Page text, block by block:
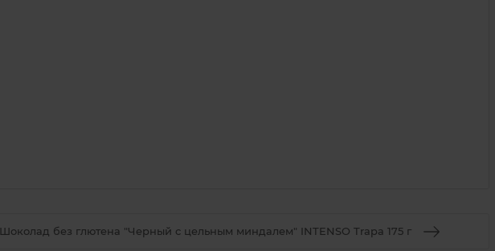
Шоколад без глютена "Черный с цельным миндалем" INTENSO Trapa 175 г